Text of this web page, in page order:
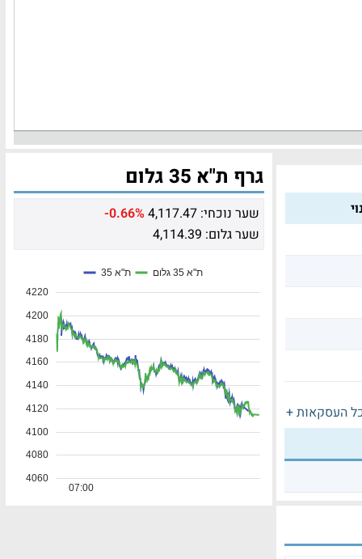
העסקאות +
גרף ת"א 35 גלום
שער נוכחי: 4,117.47
-0.66%
שער גלום: 4,114.39